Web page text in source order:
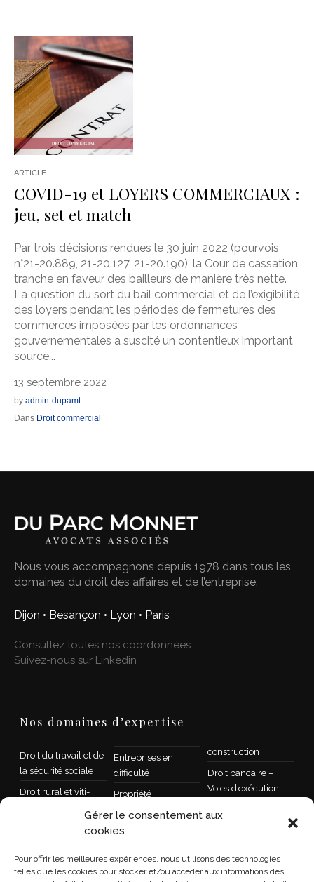
Gérer le consentement aux
cookies
Pour offrir les meilleures expériences, nous utilisons des technologies
telles que les cookies pour stocker et/ou accéder aux informations des
ARTICLE
COVID-19 et LOYERS COMMERCIAUX :
jeu, set et match
Par trois décisions rendues le 30 juin 2022 (pourvois
n°21-20.889, 21-20.127, 21-20.190), la Cour de cassation
tranche en faveur des bailleurs de manière très nette.
La question du sort du bail commercial et de l’exigibilité
des loyers pendant les périodes de fermetures des
commerces imposées par les ordonnances
gouvernementales a suscité un contentieux important
source...
13 septembre 2022
by admin-dupamt
Dans Droit commercial
Nous vous accompagnons depuis 1978 dans tous les
domaines du droit des affaires et de l’entreprise.
Dijon • Besançon • Lyon • Paris
Consultez toutes nos coordonnées
Suivez-nous sur Linkedin
Nos domaines d’expertise
Droit du travail et de
la sécurité sociale
Droit rural et viti-
Droit des sociétés
restructuration
Entreprises en
difficulté
Propriété
intellectuelle et droit
concurrence,
distribution
construction
Droit bancaire –
Voies d’exécution –
Succession